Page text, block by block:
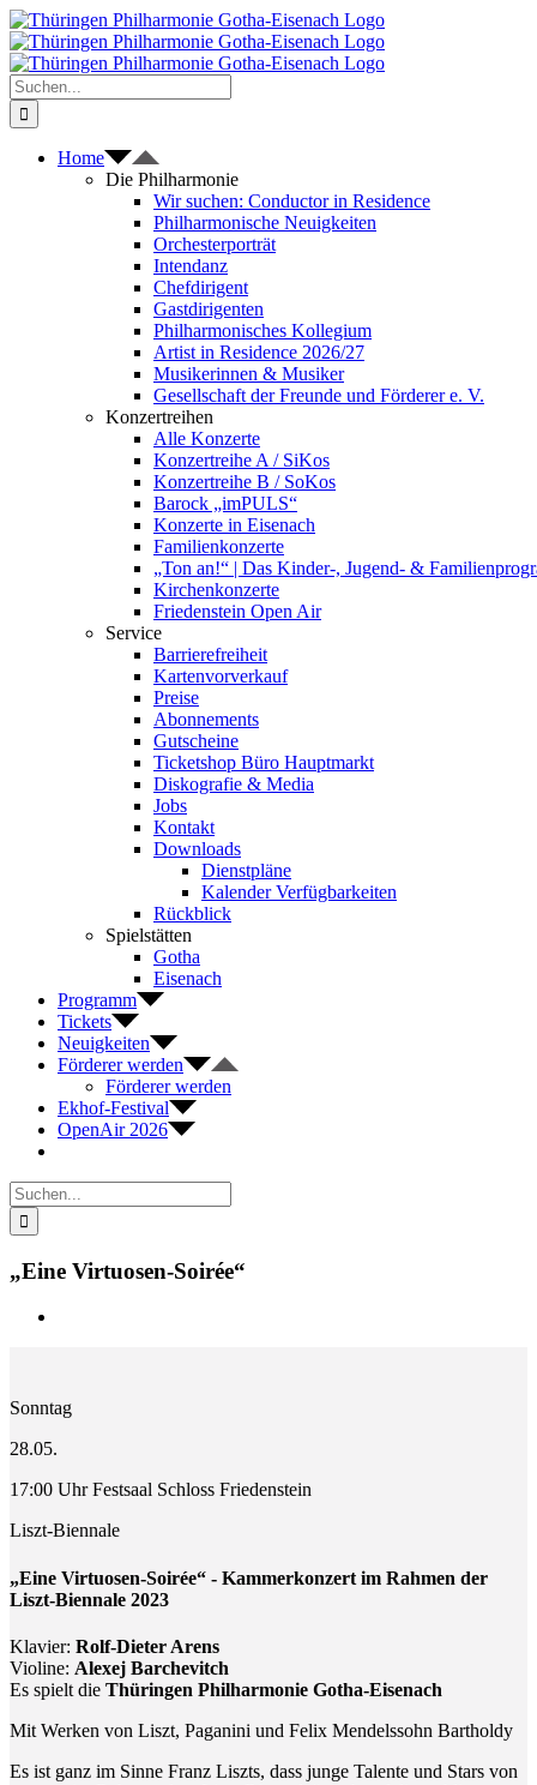
Zum
Inhalt
springen
Suche
nach:
Home
Die Philharmonie
Wir suchen: Conductor in Residence
Philharmonische Neuigkeiten
Orchesterporträt
Intendanz
Chefdirigent
Gastdirigenten
Philharmonisches Kollegium
Artist in Residence 2026/27
Musikerinnen & Musiker
Gesellschaft der Freunde und Förderer e. V.
Konzertreihen
Alle Konzerte
Konzertreihe A / SiKos
Konzertreihe B / SoKos
Barock „imPULS“
Konzerte in Eisenach
Familienkonzerte
„Ton an!“ | Das Kinder-, Jugend- &
Kirchenkonzerte
Friedenstein Open Air
Service
Barrierefreiheit
Kartenvorverkauf
Preise
Abonnements
Gutscheine
Ticketshop Büro Hauptmarkt
Diskografie & Media
Jobs
Kontakt
Downloads
Dienstpläne
Kalender Verfügbarkeiten
Rückblick
Spielstätten
Gotha
Eisenach
Programm
Tickets
Neuigkeiten
Förderer werden
Förderer werden
Ekhof-Festival
OpenAir 2026
Suche
nach:
„Eine Virtuosen-Soirée“
Sonntag
28.05.
17:00 Uhr Festsaal Schloss Friedenstein
Liszt-Biennale
„Eine Virtuosen-Soirée“ - Kammerkonzert im Rahmen der
Liszt-Biennale 2023
Klavier:Rolf-Dieter Arens
Violine: Alexej Barchevitch
Es spielt dieThüringen Philharmonie Gotha-Eisenach
Mit Werken von Liszt, Paganini und Felix Mendelssohn Bartholdy
Es ist ganz im Sinne Franz Liszts, dass junge Talente und Stars von